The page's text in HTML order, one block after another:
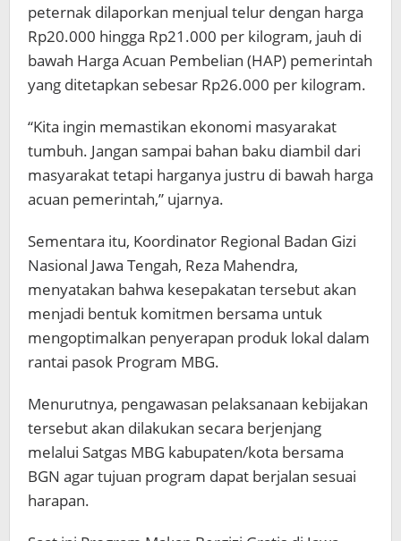
peternak dilaporkan menjual telur dengan harga
Rp20.000 hingga Rp21.000 per kilogram, jauh di
bawah Harga Acuan Pembelian (HAP) pemerintah
yang ditetapkan sebesar Rp26.000 per kilogram.
“Kita ingin memastikan ekonomi masyarakat
tumbuh. Jangan sampai bahan baku diambil dari
masyarakat tetapi harganya justru di bawah harga
acuan pemerintah,” ujarnya.
Sementara itu, Koordinator Regional Badan Gizi
Nasional Jawa Tengah, Reza Mahendra,
menyatakan bahwa kesepakatan tersebut akan
menjadi bentuk komitmen bersama untuk
mengoptimalkan penyerapan produk lokal dalam
rantai pasok Program MBG.
Menurutnya, pengawasan pelaksanaan kebijakan
tersebut akan dilakukan secara berjenjang
melalui Satgas MBG kabupaten/kota bersama
BGN agar tujuan program dapat berjalan sesuai
harapan.